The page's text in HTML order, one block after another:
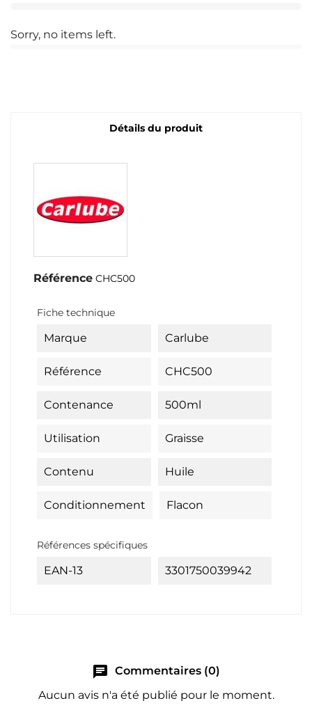
Sorry, no items left.
Détails du produit
Référence CHC500
Fiche technique
Marque Carlube
Référence CHC500
Contenance 500ml
Utilisation Graisse
Contenu Huile
Conditionnement Flacon
Références spécifiques
EAN-13 3301750039942
chat Commentaires (0)
Aucun avis n'a été publié pour le moment.